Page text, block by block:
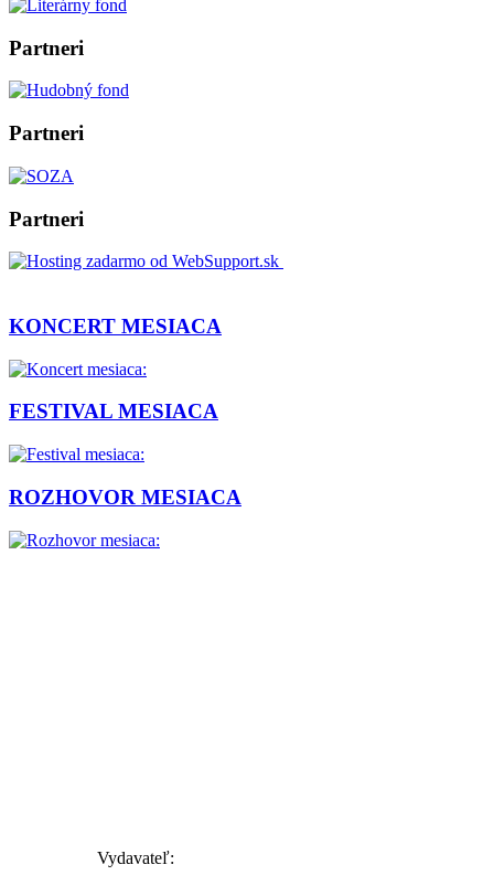
Partneri
Partneri
Partneri
KONCERT MESIACA
FESTIVAL MESIACA
ROZHOVOR MESIACA
Vydavateľ: